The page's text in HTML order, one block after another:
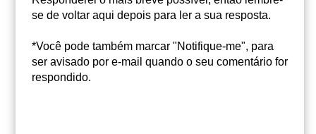
se de voltar aqui depois para ler a sua resposta.
*Você pode também marcar "Notifique-me", para
ser avisado por e-mail quando o seu comentário for
respondido.